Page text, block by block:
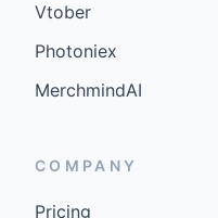
Vtober
Photoniex
MerchmindAI
COMPANY
Pricing